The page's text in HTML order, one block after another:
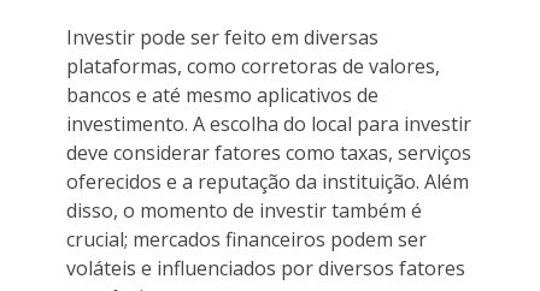
Investir pode ser feito em diversas
plataformas, como corretoras de valores,
bancos e até mesmo aplicativos de
investimento. A escolha do local para investir
deve considerar fatores como taxas, serviços
oferecidos e a reputação da instituição. Além
disso, o momento de investir também é
crucial; mercados financeiros podem ser
voláteis e influenciados por diversos fatores